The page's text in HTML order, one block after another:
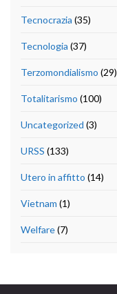
Tecnocrazia (35)
Tecnologia (37)
Terzomondialismo (29)
Totalitarismo (100)
Uncategorized (3)
URSS (133)
Utero in affitto (14)
Vietnam (1)
Welfare(7)